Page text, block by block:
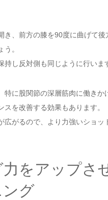
き、前方の膝を90度に曲げて後
。
持し反対側も同じように行いま
特に股関節の深層筋肉に働きか
スを改善する効果もあります。
広がるので、より力強いショッ
をアップさ
ング